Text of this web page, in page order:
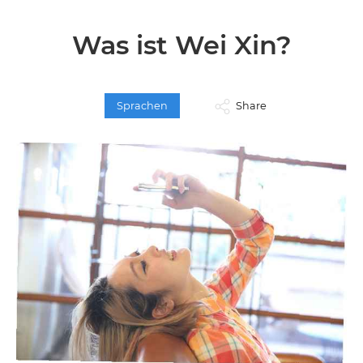
Was ist Wei Xin?
Sprachen Share